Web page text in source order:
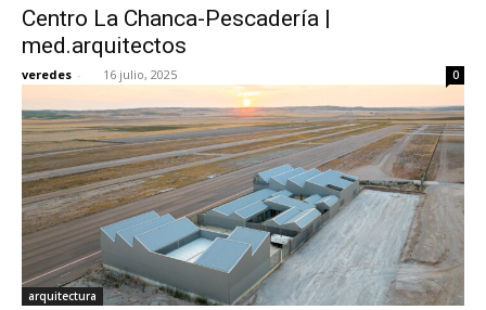
Centro La Chanca-Pescadería |
med.arquitectos
veredes - 16 julio, 2025 0
arquitectura